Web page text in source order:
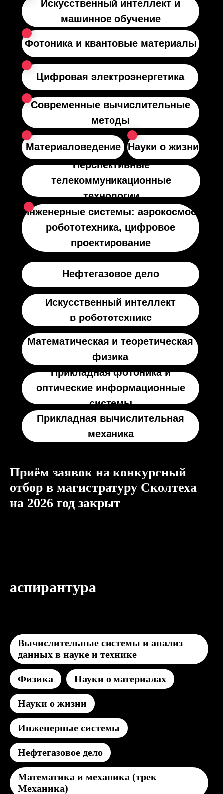
Искусственный интеллект и
машинное обучение
Фотоника и квантовые материалы
Искусственный интеллект
в робототехнике
Цифровая электроэнергетика
Современные вычислительные
методы
Материаловедение
Науки о жизни
Перспективные
телекоммуникационные
технологии
Нефтегазовое дело
Инженерные системы: аэрокосмос,
робототехника, цифровое
проектирование
Математическая и теоретическая
физика
Прикладная фотоника и
оптические информационные
системы
Прикладная вычислительная
механика
Приём заявок на конкурсный
отбор в магистратуру Сколтеха
на 2026 год закрыт
аспирантура
Вычислительные системы и анализ
данных в науке и технике
Физика Науки о материалах
Науки о жизни
Инженерные системы
Нефтегазовое дело
Математика и механика (трек
Механика)